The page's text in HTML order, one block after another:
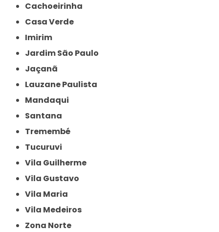
Cachoeirinha
Casa Verde
Imirim
Jardim São Paulo
Jaçanã
Lauzane Paulista
Mandaqui
Santana
Tremembé
Tucuruvi
Vila Guilherme
Vila Gustavo
Vila Maria
Vila Medeiros
Zona Norte